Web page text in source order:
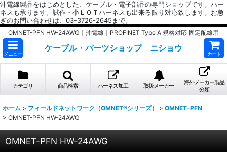
沖電線製品をはじめとした、ケーブル・電子部品の専門ショップです。ハー
ネスも承ります。試作・小ＬＯＴハーネスも出来る限り対応致します。お急
ぎのお問い合わせは、03-3726-2645まで。
OMNET-PFN HW-24AWG｜沖電線｜PROFINET Type A 規格対応 固定配線用
メニュー
ケーブル・パーツショップ ニショウ
カート
カテゴリ 商品検索 ハーネス加工 取扱メーカー
海外メーカー製品
分類
ホーム > フィールドネットワーク（OMNET®シリーズ） > OMNET-PFN
> OMNET-PFN HW-24AWG
OMNET-PFN HW-24AWG